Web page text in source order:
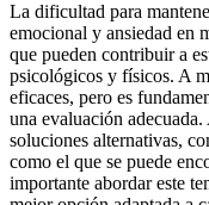
La dificultad para
emocional y ansiedad en
que pueden contribuir a
psicológicos y físicos. A
eficaces, pero es
una evaluación
soluciones alternativas,
como el que se puede
importante abordar este